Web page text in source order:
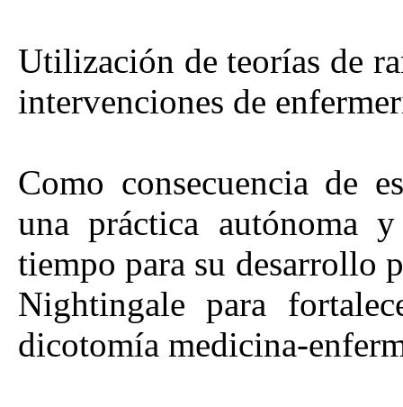
Utilización de teorías de
intervenciones de
Como consecuencia de
una práctica autónoma
tiempo para su desarrollo
Nightingale para
dicotomía medicina-